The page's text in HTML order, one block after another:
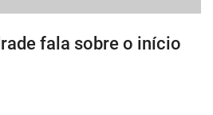
fala sobre o início